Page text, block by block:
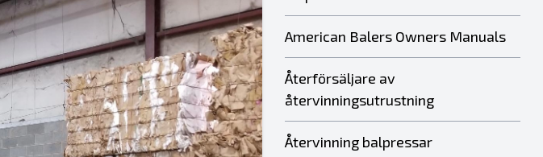
American Balers Owners Manuals
Återförsäljare av
återvinningsutrustning
Återvinning balpressar